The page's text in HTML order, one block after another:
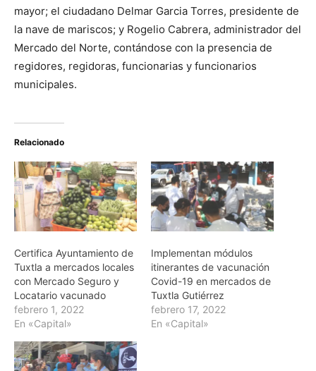
mayor; el ciudadano Delmar Garcia Torres, presidente de
la nave de mariscos; y Rogelio Cabrera, administrador del
Mercado del Norte, contándose con la presencia de
regidores, regidoras, funcionarias y funcionarios
municipales.
Relacionado
Certifica Ayuntamiento de
Tuxtla a mercados locales
con Mercado Seguro y
Locatario vacunado
febrero 1, 2022
En «Capital»
Implementan módulos
itinerantes de vacunación
Covid-19 en mercados de
Tuxtla Gutiérrez
febrero 17, 2022
En «Capital»